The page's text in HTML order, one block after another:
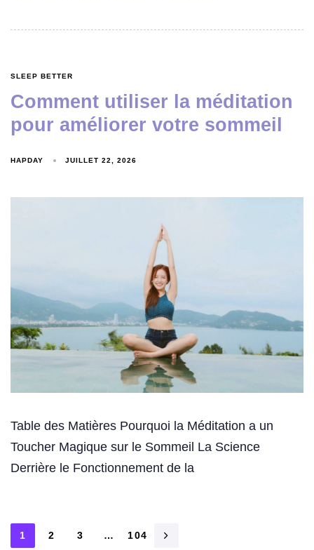
SLEEP BETTER
Comment utiliser la méditation
pour améliorer votre sommeil
HAPDAY JUILLET 22, 2026
Table des Matières Pourquoi la Méditation a un
Toucher Magique sur le Sommeil La Science
Derrière le Fonctionnement de la
1 2 3 … 104